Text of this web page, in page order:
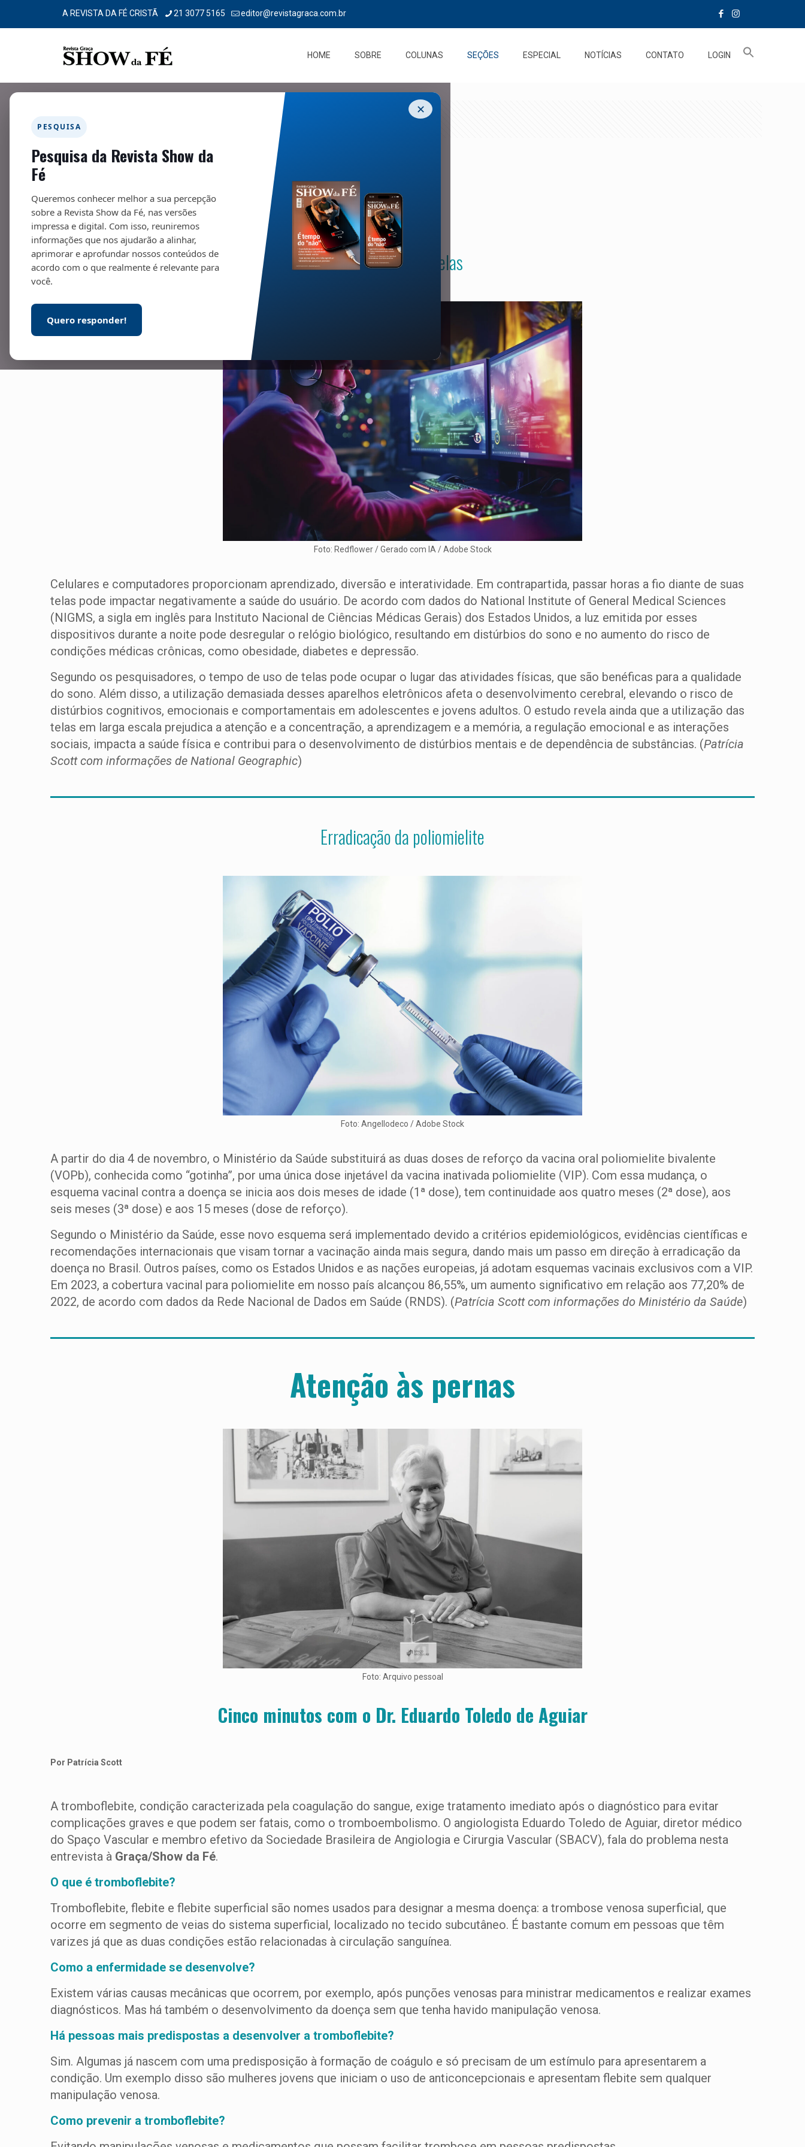
A REVISTA DA FÉ CRISTÃ 21 3077 5165 editor@revistagraca.com.br
HOME SOBRE COLUNAS SEÇÕES ESPECIAL NOTÍCIAS CONTATO LOGIN
✕
PESQUISA
Pesquisa da Revista Show da
Fé
Queremos conhecer melhor a sua percepção
sobre a Revista Show da Fé, nas versões
impressa e digital. Com isso, reuniremos
informações que nos ajudarão a alinhar,
aprimorar e aprofundar nossos conteúdos de
acordo com o que realmente é relevante para
você.
Quero responder!
Malefícios das telas
Malefícios das telas
Foto: Redflower / Gerado com IA / Adobe Stock
Celulares e computadores proporcionam aprendizado, diversão e interatividade. Em contrapartida, passar horas a fio diante de suas
telas pode impactar negativamente a saúde do usuário. De acordo com dados do National Institute of General Medical Sciences
(NIGMS, a sigla em inglês para Instituto Nacional de Ciências Médicas Gerais) dos Estados Unidos, a luz emitida por esses
dispositivos durante a noite pode desregular o relógio biológico, resultando em distúrbios do sono e no aumento do risco de
condições médicas crônicas, como obesidade, diabetes e depressão.
Segundo os pesquisadores, o tempo de uso de telas pode ocupar o lugar das atividades físicas, que são benéficas para a qualidade
do sono. Além disso, a utilização demasiada desses aparelhos eletrônicos afeta o desenvolvimento cerebral, elevando o risco de
distúrbios cognitivos, emocionais e comportamentais em adolescentes e jovens adultos. O estudo revela ainda que a utilização das
telas em larga escala prejudica a atenção e a concentração, a aprendizagem e a memória, a regulação emocional e as interações
sociais, impacta a saúde física e contribui para o desenvolvimento de distúrbios mentais e de dependência de substâncias. (Patrícia
Scott com informações de National Geographic)
Erradicação da poliomielite
Foto: Angellodeco / Adobe Stock
A partir do dia 4 de novembro, o Ministério da Saúde substituirá as duas doses de reforço da vacina oral poliomielite bivalente
(VOPb), conhecida como “gotinha”, por uma única dose injetável da vacina inativada poliomielite (VIP). Com essa mudança, o
esquema vacinal contra a doença se inicia aos dois meses de idade (1ª dose), tem continuidade aos quatro meses (2ª dose), aos
seis meses (3ª dose) e aos 15 meses (dose de reforço).
Segundo o Ministério da Saúde, esse novo esquema será implementado devido a critérios epidemiológicos, evidências científicas e
recomendações internacionais que visam tornar a vacinação ainda mais segura, dando mais um passo em direção à erradicação da
doença no Brasil. Outros países, como os Estados Unidos e as nações europeias, já adotam esquemas vacinais exclusivos com a VIP.
Em 2023, a cobertura vacinal para poliomielite em nosso país alcançou 86,55%, um aumento significativo em relação aos 77,20% de
2022, de acordo com dados da Rede Nacional de Dados em Saúde (RNDS). (Patrícia Scott com informações do Ministério da Saúde)
Atenção às pernas
Foto: Arquivo pessoal
Cinco minutos com o Dr. Eduardo Toledo de Aguiar
Por Patrícia Scott
A tromboflebite, condição caracterizada pela coagulação do sangue, exige tratamento imediato após o diagnóstico para evitar
complicações graves e que podem ser fatais, como o tromboembolismo. O angiologista Eduardo Toledo de Aguiar, diretor médico
do Spaço Vascular e membro efetivo da Sociedade Brasileira de Angiologia e Cirurgia Vascular (SBACV), fala do problema nesta
entrevista à Graça/Show da Fé.
O que é tromboflebite?
Tromboflebite, flebite e flebite superficial são nomes usados para designar a mesma doença: a trombose venosa superficial, que
ocorre em segmento de veias do sistema superficial, localizado no tecido subcutâneo. É bastante comum em pessoas que têm
varizes já que as duas condições estão relacionadas à circulação sanguínea.
Como a enfermidade se desenvolve?
Existem várias causas mecânicas que ocorrem, por exemplo, após punções venosas para ministrar medicamentos e realizar exames
diagnósticos. Mas há também o desenvolvimento da doença sem que tenha havido manipulação venosa.
Há pessoas mais predispostas a desenvolver a tromboflebite?
Sim. Algumas já nascem com uma predisposição à formação de coágulo e só precisam de um estímulo para apresentarem a
condição. Um exemplo disso são mulheres jovens que iniciam o uso de anticoncepcionais e apresentam flebite sem qualquer
manipulação venosa.
Como prevenir a tromboflebite?